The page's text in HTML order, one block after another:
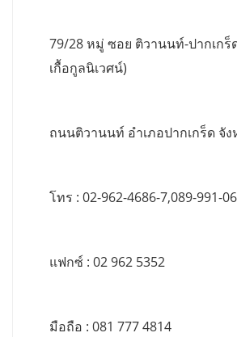
79/28 หมู่ ซอย ติวานนท์-ปากเก
เกื้อกูลนิเวศน์)
ถนนติวานนท์ อำเภอปากเกร็ด จั
โทร : 02-962-4686-7,089-991-
แฟกซ์ : 02 962 5352
มือถือ : 081 777 4814